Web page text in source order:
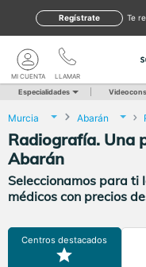
te
Regístrate
LLAMAR
MI CUENTA
Especialidades
Murcia Abarán
Radiografía. Una
Abarán
Seleccionamos para ti
médicos con precios
Centros destacados